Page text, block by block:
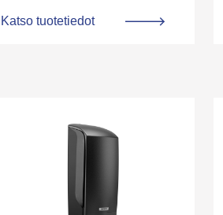
Katso tuotetiedot